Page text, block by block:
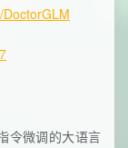
令微调的大语言